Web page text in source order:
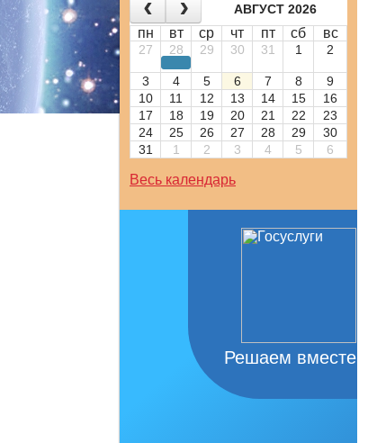
АВГУСТ 2026
пн вт ср чт пт сб вс
27 28 29 30 31 1 2
3 4 5 6 7 8
9
10
11 12 13 14 15
16
17
18 19 20 21 22
23
24
25 26 27 28 29
30
31
1 2 3 4 5 6
Весь календарь
Решаем вместе